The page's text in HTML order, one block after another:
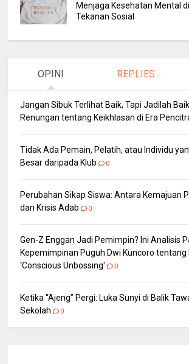
Menjaga Kesehatan Mental
Tekanan Sosial
OPINI REPLIES
Jangan Sibuk Terlihat Baik, Tapi Jadilah
Renungan tentang Keikhlasan di Era
Tidak Ada Pemain, Pelatih, atau Individu
Besar daripada Klub
0
Perubahan Sikap Siswa: Antara Kemajuan
dan Krisis Adab
0
Gen-Z Enggan Jadi Pemimpin? Ini Analisis
Kepemimpinan Puguh Dwi Kuncoro
‘Conscious Unbossing'
0
Ketika “Ajeng” Pergi: Luka Sunyi di Balik
Sekolah
0